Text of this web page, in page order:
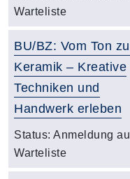
Warteliste
BU/BZ: Vom Ton
Keramik – Kreative
Techniken und
Handwerk erleben
Status: Anmeldung
Warteliste